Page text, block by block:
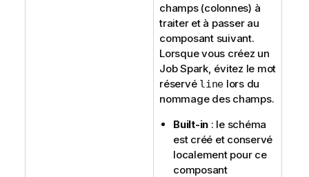
champs (colonnes) à
traiter et à passer au
composant suivant.
Lorsque vous créez un
Job Spark, évitez le mot
réservé line lors du
nommage des champs.
Built-in : le schéma
est créé et conservé
localement pour ce
composant